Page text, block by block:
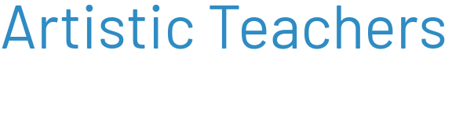
zum
Inhalt
Artistic Teachers